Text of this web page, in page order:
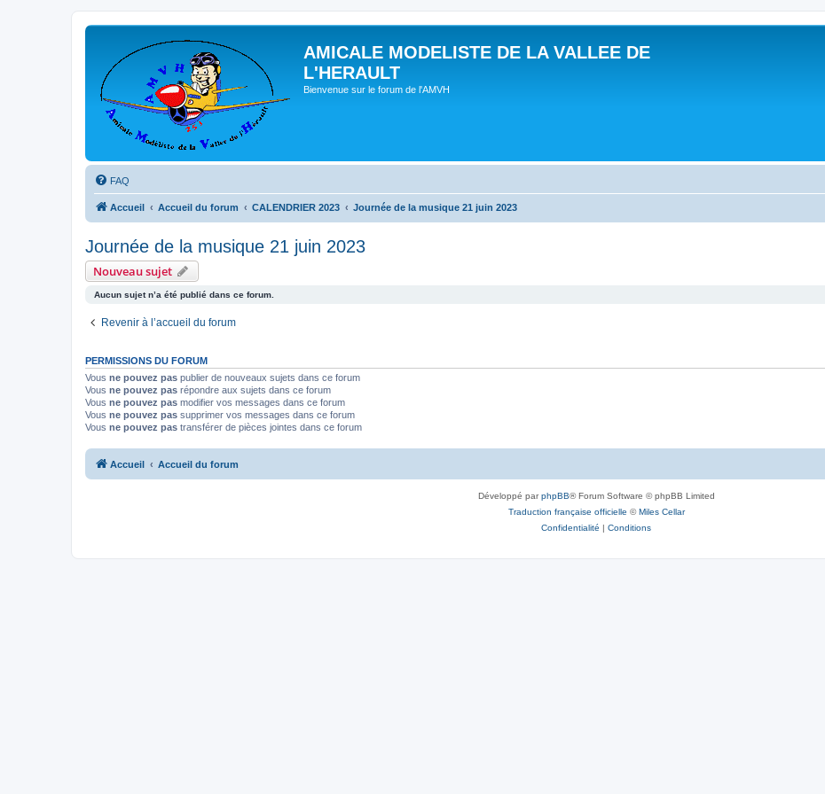
AMICALE MODELISTE DE LA VALLEE DE
L'HERAULT
Bienvenue sur le forum de l'AMVH
FAQ
Accueil Accueil du forum CALENDRIER 2023 Journée de la musique 21 juin 2023
Journée de la musique 21 juin 2023
Nouveau sujet
Aucun sujet n’a été publié dans ce forum.
Revenir à l’accueil du forum
PERMISSIONS DU FORUM
Vous ne pouvez pas publier de nouveaux sujets dans ce forum
Vous ne pouvez pas répondre aux sujets dans ce forum
Vous ne pouvez pas modifier vos messages dans ce forum
Vous ne pouvez pas supprimer vos messages dans ce forum
Vous ne pouvez pas transférer de pièces jointes dans ce forum
Accueil Accueil du forum
Développé parphpBB® Forum Software © phpBB Limited
Traduction française officielle ©Miles Cellar
Confidentialité | Conditions